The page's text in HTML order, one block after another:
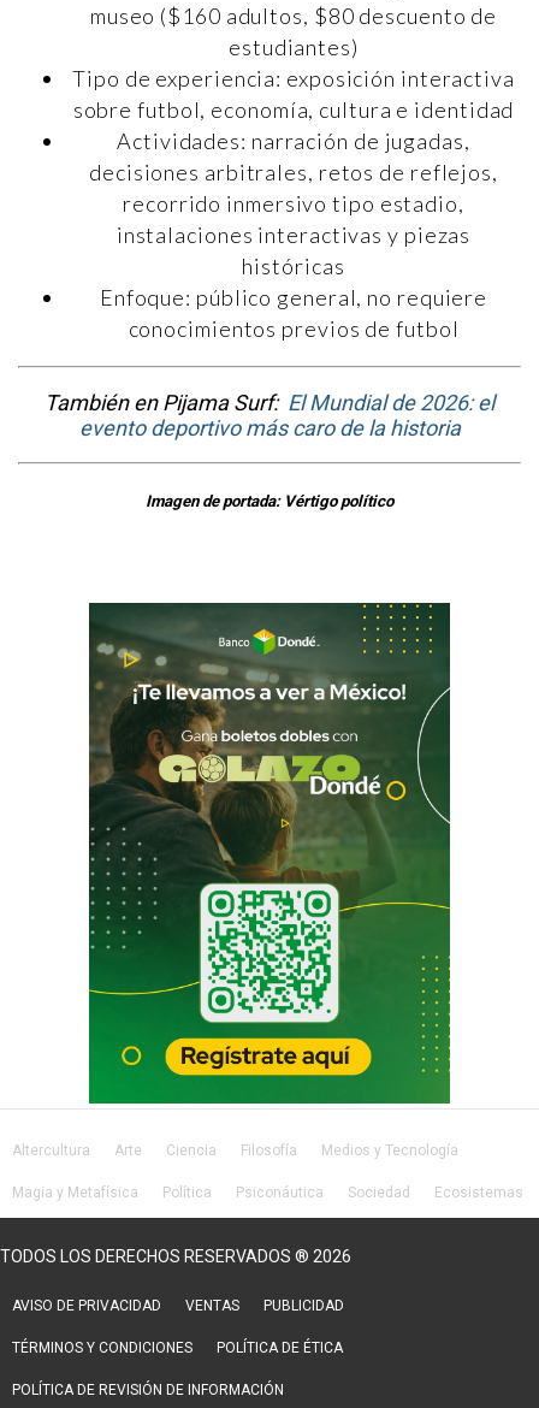
museo ($160 adultos, $80 descuento de
estudiantes)
Tipo de experiencia: exposición interactiva
sobre futbol, economía, cultura e identidad
Actividades: narración de jugadas,
decisiones arbitrales, retos de reflejos,
recorrido inmersivo tipo estadio,
instalaciones interactivas y piezas
históricas
Enfoque: público general, no requiere
conocimientos previos de futbol
También en Pijama Surf: El Mundial de 2026: el
evento deportivo más caro de la historia
Imagen de portada: Vértigo político
Altercultura Arte Ciencia Filosofía Medios y Tecnología
Magia y Metafísica Política Psiconáutica Sociedad Ecosistemas
TODOS LOS DERECHOS RESERVADOS ® 2026
AVISO DE PRIVACIDAD VENTAS PUBLICIDAD
TÉRMINOS Y CONDICIONES POLÍTICA DE ÉTICA
POLÍTICA DE REVISIÓN DE INFORMACIÓN